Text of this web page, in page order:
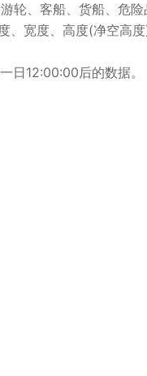
轮、客船、货船、危
、宽度、高度(净空高
日12:00:00后的数据。